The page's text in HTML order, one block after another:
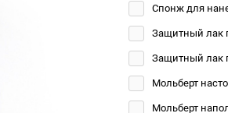
Спонж для
Защитный лак
Защитный лак
Мольберт
Мольберт